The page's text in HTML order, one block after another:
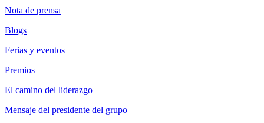
Nota de prensa
Blogs
Ferias y eventos
Premios
El camino del liderazgo
Mensaje del presidente del grupo